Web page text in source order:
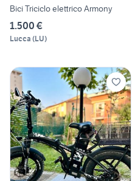
Bici Triciclo elettrico Armony
1.500 €
Lucca (LU)